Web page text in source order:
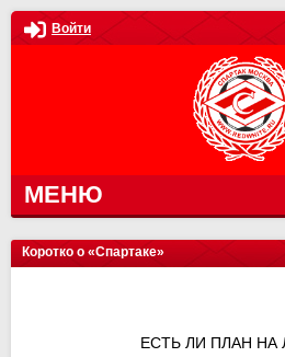
Войти
МЕНЮ
Коротко о «Спартаке»
ЕСТЬ ЛИ ПЛАН НА